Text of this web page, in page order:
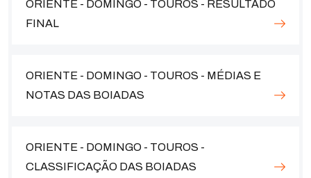
ORIENTE - DOMINGO - TOUROS - RESULTADO
FINAL
ORIENTE - DOMINGO - TOUROS - MÉDIAS E
NOTAS DAS BOIADAS
ORIENTE - DOMINGO - TOUROS -
CLASSIFICAÇÃO DAS BOIADAS